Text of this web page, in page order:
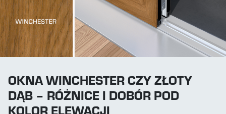
OKNA WINCHESTER CZY ZŁOTY
DĄB – RÓŻNICE I DOBÓR POD
KOLOR ELEWACJI